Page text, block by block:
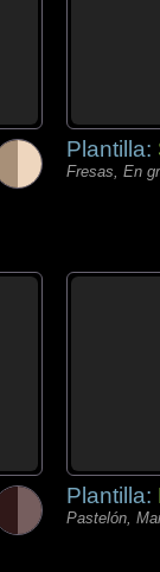
Plantilla:
Fresas, En
Plantilla:
Pastelón,